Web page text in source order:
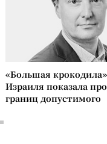
«Большая
Израиля показала
границ допустимого